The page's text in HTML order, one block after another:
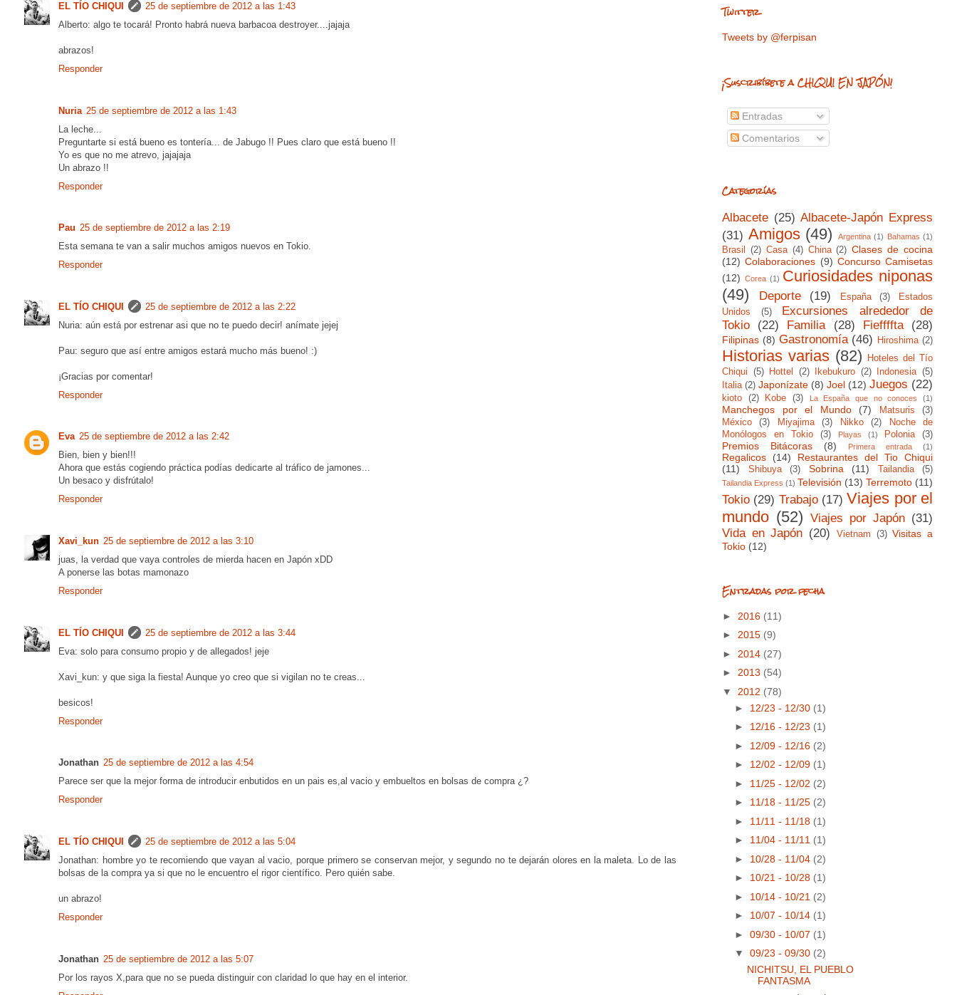
EL TÍO CHIQUI
25 de septiembre de 2012 a las 1:43
Alberto: algo te tocará! Pronto habrá nueva barbacoa destroyer....jajaja
abrazos!
Responder
Nuria 25 de septiembre de 2012 a las 1:43
La leche...
Preguntarte si está bueno es tontería... de Jabugo !! Pues claro que está bueno !!
Yo es que no me atrevo, jajajaja
Un abrazo !!
Responder
Pau 25 de septiembre de 2012 a las 2:19
Esta semana te van a salir muchos amigos nuevos en Tokio.
Responder
EL TÍO CHIQUI
25 de septiembre de 2012 a las 2:22
Nuria: aún está por estrenar asi que no te puedo decir! anímate jejej
Pau: seguro que así entre amigos estará mucho más bueno! :)
¡Gracias por comentar!
Responder
Eva 25 de septiembre de 2012 a las 2:42
Bien, bien y bien!!!
Ahora que estás cogiendo práctica podías dedicarte al tráfico de jamones...
Un besaco y disfrútalo!
Responder
Xavi_kun 25 de septiembre de 2012 a las 3:10
juas, la verdad que vaya controles de mierda hacen en Japón xDD
A ponerse las botas mamonazo
Responder
EL TÍO CHIQUI
25 de septiembre de 2012 a las 3:44
Eva: solo para consumo propio y de allegados! jeje
Xavi_kun: y que siga la fiesta! Aunque yo creo que si vigilan no te creas...
besicos!
Responder
Jonathan 25 de septiembre de 2012 a las 4:54
Parece ser que la mejor forma de introducir enbutidos en un pais es,al vacio y embueltos en bolsas de compra ¿?
Responder
EL TÍO CHIQUI
25 de septiembre de 2012 a las 5:04
Jonathan: hombre yo te recomiendo que vayan al vacio, porque primero se conservan mejor, y segundo no te dejarán olores en la maleta. Lo de las
bolsas de la compra ya si que no le encuentro el rigor científico. Pero quién sabe.
un abrazo!
Responder
Jonathan 25 de septiembre de 2012 a las 5:07
Por los rayos X,para que no se pueda distinguir con claridad lo que hay en el interior.
Twitter
Tweets by @ferpisan
¡Suscribíbete a CHIQUI EN JAPÓN!
Entradas
Comentarios
Categorías
Albacete (25) Albacete-Japón Express
(31) Amigos (49) Argentina (1) Bahamas (1)
Brasil (2) Casa (4) China (2) Clases de cocina
(12) Colaboraciones (9) Concurso Camisetas
(12) Corea (1) Curiosidades niponas
(49)
Deporte (19) España (3)
Estados
Unidos
(5)
Excursiones alrededor de
Tokio
(22) Familia (28) Fieffffta (28)
Filipinas (8) Gastronomía (46) Hiroshima (2)
Historias varias (82)
Hoteles del Tío
Chiqui
(5) Hottel (2) Ikebukuro (2) Indonesia (5)
Italia (2) Japonízate (8) Joel (12) Juegos (22)
kioto (2) Kobe (3) La España que no conoces (1)
Manchegos por el Mundo (7) Matsuris
(3)
México
(3) Miyajima (3) Nikko (2)
Noche de
Monólogos en Tokio
(3) Playas (1) Polonia (3)
Premios Bitácoras (8) Primera entrada (1)
Regalicos (14)
Restaurantes del Tio Chiqui
(11)
Shibuya (3) Sobrina (11) Tailandia (5)
Tailandia Express (1) Televisión (13) Terremoto (11)
Tokio (29) Trabajo (17) Viajes por el
mundo (52) Viajes por Japón (31)
Vida en Japón (20) Vietnam (3) Visitas a
Tokio (12)
Entradas por fecha
► 2016 (11)
► 2015 (9)
► 2014 (27)
► 2013 (54)
▼ 2012 (78)
► 12/23 - 12/30 (1)
► 12/16 - 12/23 (1)
► 12/09 - 12/16 (2)
► 12/02 - 12/09 (1)
► 11/25 - 12/02 (2)
► 11/18 - 11/25 (2)
► 11/11 - 11/18 (1)
► 11/04 - 11/11 (1)
► 10/28 - 11/04 (2)
► 10/21 - 10/28 (1)
► 10/14 - 10/21 (2)
► 10/07 - 10/14 (1)
► 09/30 - 10/07 (1)
▼ 09/23 - 09/30 (2)
NICHITSU, EL PUEBLO
FANTASMA